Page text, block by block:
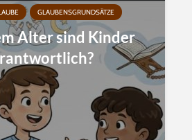
GLAUBENSGRUNDSÄTZE
Alter sind Kinder